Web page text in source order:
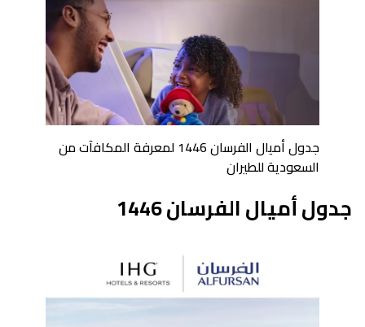
جدول أميال الفرسان 1446 لمعرفة المكافآت من
السعودية للطيران
جدول أميال الفرسان 1446